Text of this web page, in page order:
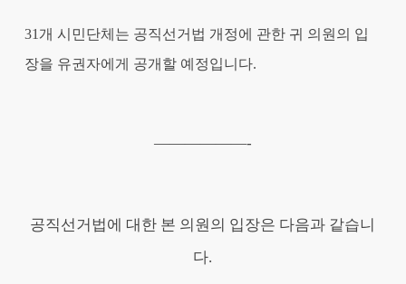
31개 시민단체는 공직선거법 개정에 관한 귀 의원의 입
장을 유권자에게 공개할 예정입니다.
——————-
공직선거법에 대한 본 의원의 입장은 다음과 같습니
다.